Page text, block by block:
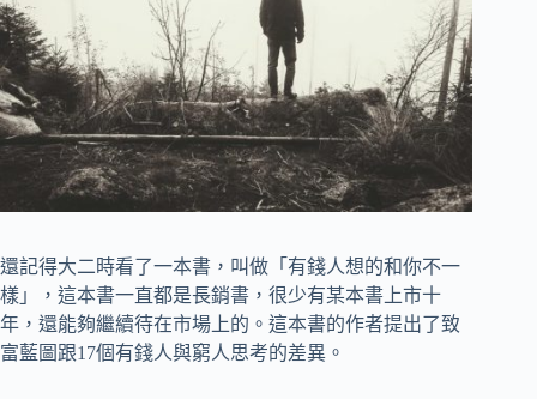
還記得大二時看了一本書，叫做「有錢人想的和你不一
樣」，這本書一直都是長銷書，很少有某本書上市十
年，還能夠繼續待在市場上的。這本書的作者提出了致
富藍圖跟17個有錢人與窮人思考的差異。